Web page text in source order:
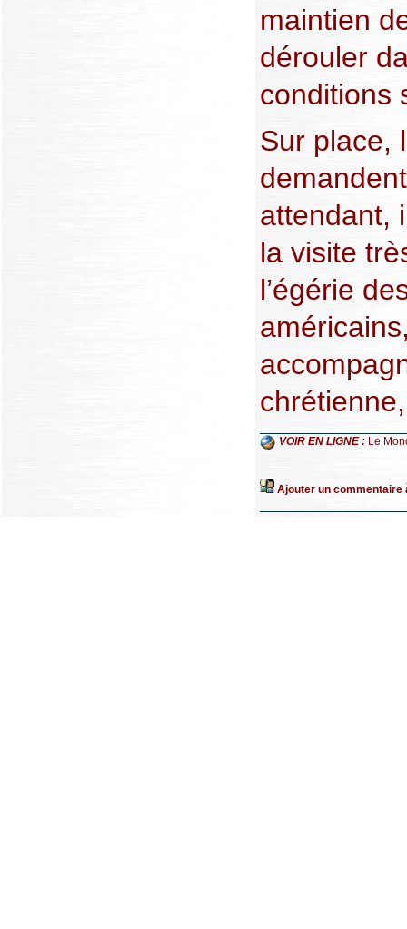
maintien
dérouler
conditions
Sur place,
attendant,
la visite
l’égérie
VOIR EN LIGNE : Le
Ajouter un commentaire